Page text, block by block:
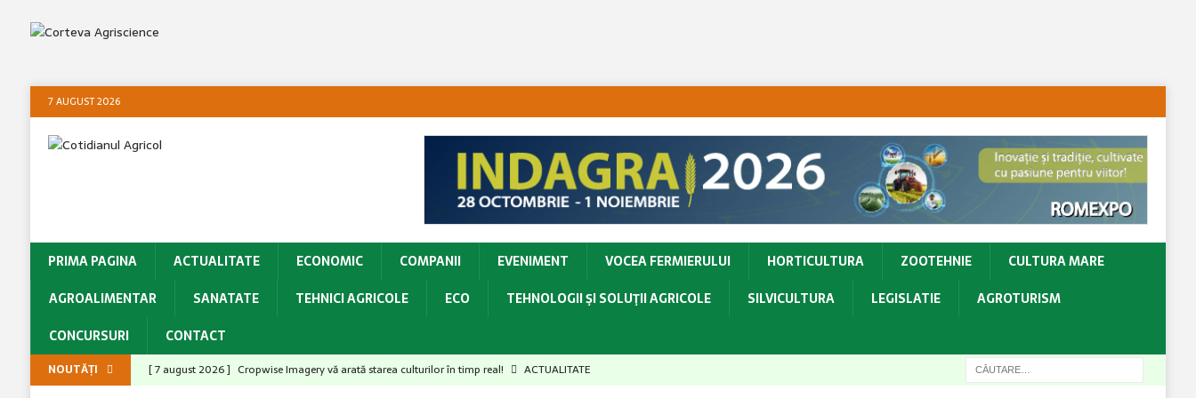
7 AUGUST 2026
PRIMA PAGINA ACTUALITATE ECONOMIC COMPANII EVENIMENT VOCEA FERMIERULUI HORTICULTURA ZOOTEHNIE
CULTURA MARE
AGROALIMENTAR
SANATATE TEHNICI AGRICOLE ECO TEHNOLOGII ŞI SOLUŢII AGRICOLE SILVICULTURA LEGISLATIE
AGROTURISM
CONCURSURI
CONTACT
NOUTĂȚI [ 7 august 2026 ] Cropwise Imagery vă arată starea culturilor în timp real!
ACTUALITATE